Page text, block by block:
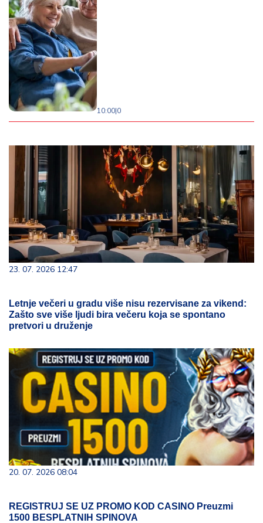
10:00|0
23. 07. 2026 12:47
Letnje večeri u gradu više nisu rezervisane za vikend:
Zašto sve više ljudi bira večeru koja se spontano
pretvori u druženje
20. 07. 2026 08:04
REGISTRUJ SE UZ PROMO KOD CASINO Preuzmi
1500 BESPLATNIH SPINOVA